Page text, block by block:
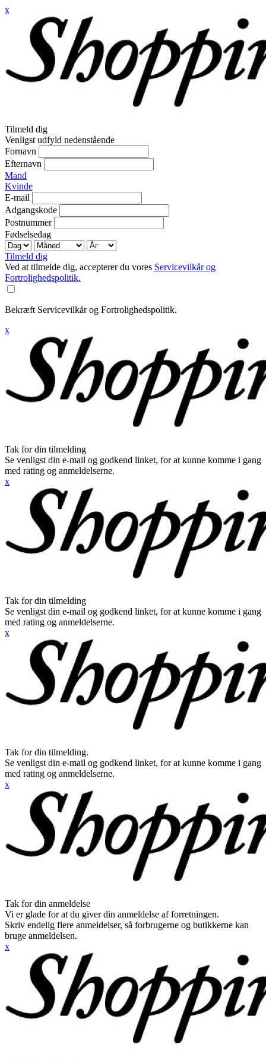
x
Tilmeld dig
Venligst udfyld nedenstående
Fornavn
Efternavn
Mand
Kvinde
E-mail
Adgangskode
Postnummer
Fødselsedag
Tilmeld dig
Ved at tilmelde dig, accepterer du vores Servicevilkår og
Fortrolighedspolitik.
Bekræft Servicevilkår og Fortrolighedspolitik.
x
Tak for din tilmelding
Se venligst din e-mail og godkend linket, for at kunne komme i gang
med rating og anmeldelserne.
x
Tak for din tilmelding
Se venligst din e-mail og godkend linket, for at kunne komme i gang
med rating og anmeldelserne.
x
Tak for din tilmelding.
Se venligst din e-mail og godkend linket, for at kunne komme i gang
med rating og anmeldelserne.
x
Tak for din anmeldelse
Vi er glade for at du giver din anmeldelse af forretningen.
Skriv endelig flere anmeldelser, så forbrugerne og butikkerne kan
bruge anmeldelsen.
x